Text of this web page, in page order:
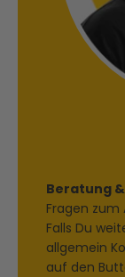
Beratung
Fragen zum
Falls Du
allgemein
auf den